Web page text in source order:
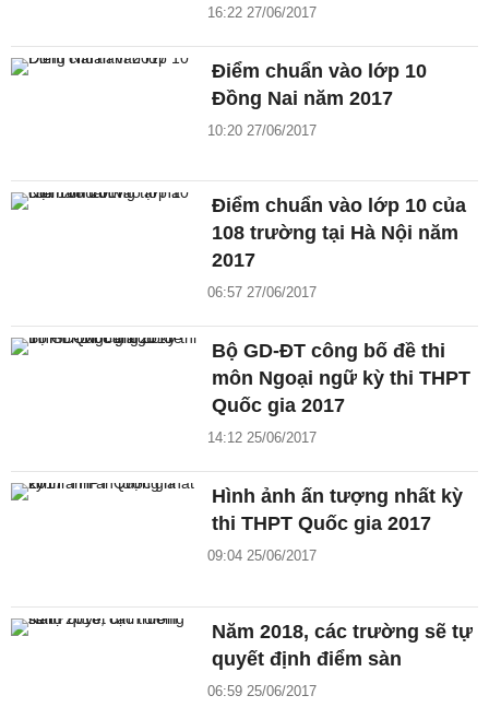
16:22 27/06/2017
Điểm chuẩn vào lớp 10
Đồng Nai năm 2017
10:20 27/06/2017
Điểm chuẩn vào lớp 10 của
108 trường tại Hà Nội năm
2017
06:57 27/06/2017
Bộ GD-ĐT công bố đề thi
môn Ngoại ngữ kỳ thi THPT
Quốc gia 2017
14:12 25/06/2017
Hình ảnh ấn tượng nhất kỳ
thi THPT Quốc gia 2017
09:04 25/06/2017
Năm 2018, các trường sẽ tự
quyết định điểm sàn
06:59 25/06/2017